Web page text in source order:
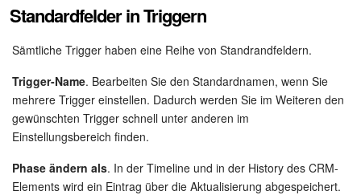
Automatisierung
Workflows
Mitarbeiter
Onlineshop
Websites
Standardfelder in Triggern
Sämtliche Trigger haben eine Reihe von Standrandfeldern.
Trigger-Name. Bearbeiten Sie den Standardnamen, wenn Sie
mehrere Trigger einstellen. Dadurch werden Sie im Weiteren den
gewünschten Trigger schnell unter anderen im
Einstellungsbereich finden.
Phase ändern als. In der Timeline und in der History des CRM-
Elements wird ein Eintrag über die Aktualisierung abgespeichert.